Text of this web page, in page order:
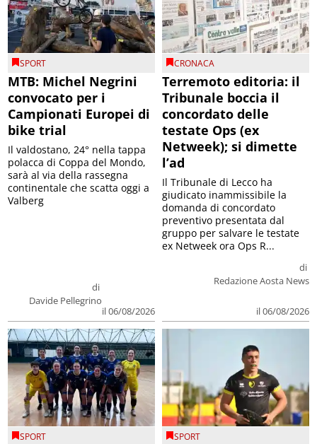
SPORT
MTB: Michel Negrini
convocato per i
Campionati Europei di
bike trial
di
Davide Pellegrino
il 06/08/2026
Il valdostano, 24° nella tappa
polacca di Coppa del Mondo,
sarà al via della rassegna
continentale che scatta oggi a
Valberg
CRONACA
Terremoto editoria: il
Tribunale boccia il
concordato delle
testate Ops (ex
Netweek); si dimette
l’ad
di
Redazione Aosta News
il 06/08/2026
Il Tribunale di Lecco ha
giudicato inammissibile la
domanda di concordato
preventivo presentata dal
gruppo per salvare le testate
ex Netweek ora Ops R...
SPORT SPORT